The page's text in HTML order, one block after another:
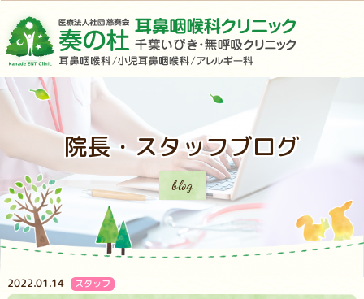
院長・スタッフブログ
blog
2022.01.14 スタッフ